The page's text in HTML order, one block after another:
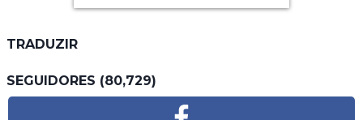
TRADUZIR
SEGUIDORES (80,729)